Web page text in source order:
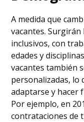
A medida que
vacantes.
inclusivos, con
edades y
vacantes también
personalizadas, lo
adaptarse y hacer
Por ejemplo, en
contrataciones de